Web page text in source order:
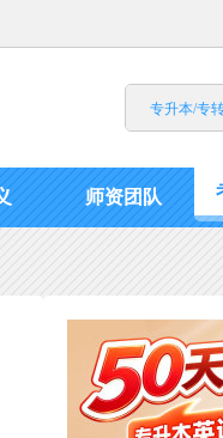
专升本/专
师资团队